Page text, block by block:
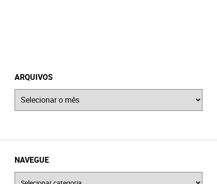
ARQUIVOS
Arquivos
NAVEGUE